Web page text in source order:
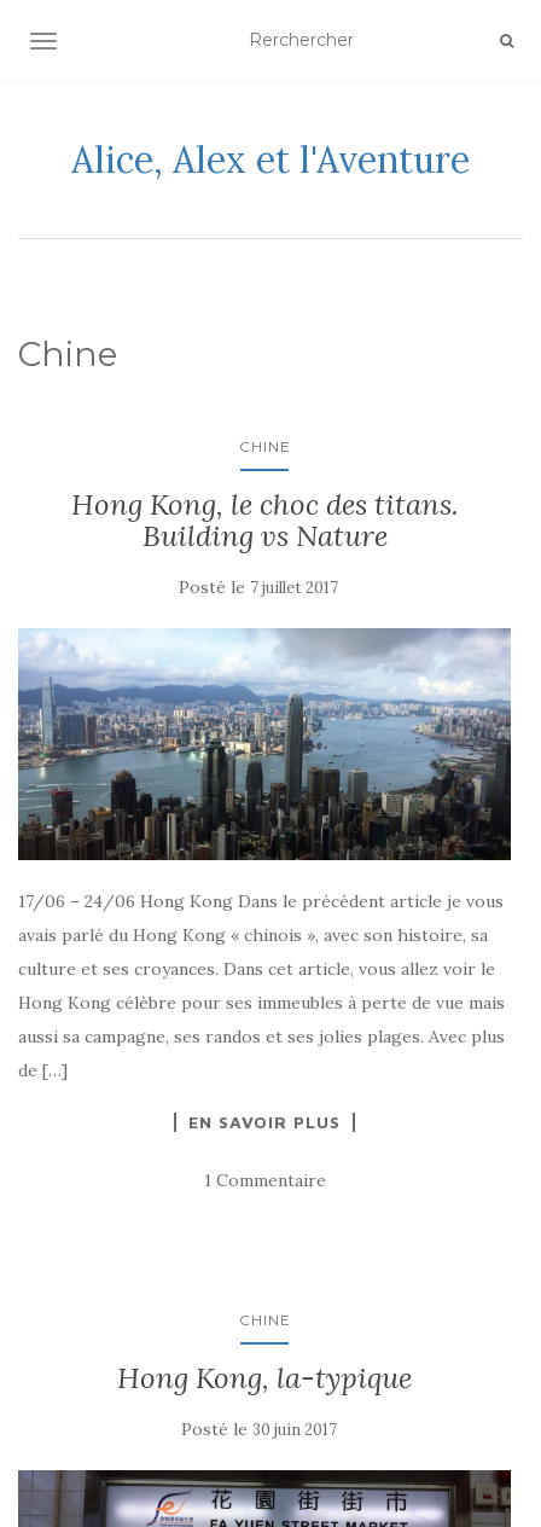
AFFICHER/MASQUER LA NAVIGATION
Alice, Alex et l'Aventure
Chine
CHINE
Hong Kong, le choc des titans.
Building vs Nature
Posté le 7 juillet 2017
17/06 – 24/06 Hong Kong Dans le précédent article je vous
avais parlé du Hong Kong « chinois », avec son histoire, sa
culture et ses croyances. Dans cet article, vous allez voir le
Hong Kong célèbre pour ses immeubles à perte de vue mais
aussi sa campagne, ses randos et ses jolies plages. Avec plus
de […]
EN SAVOIR PLUS
1 Commentaire
CHINE
Hong Kong, la-typique
Posté le 30 juin 2017